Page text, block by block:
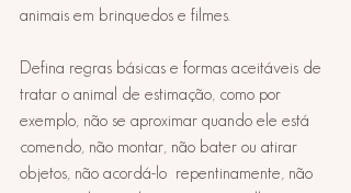
animais em brinquedos e filmes.
Defina regras básicas e formas aceitáveis de
tratar o animal de estimação, como por
exemplo, não se aproximar quando ele está
comendo, não montar, não bater ou atirar
objetos, não acordá-lo  repentinamente, não